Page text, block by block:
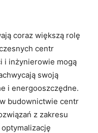
coraz większą rolę
centr
i inżynierowie mogą
swoją
i energooszczędne.
budownictwie centr
z⁤ zakresu